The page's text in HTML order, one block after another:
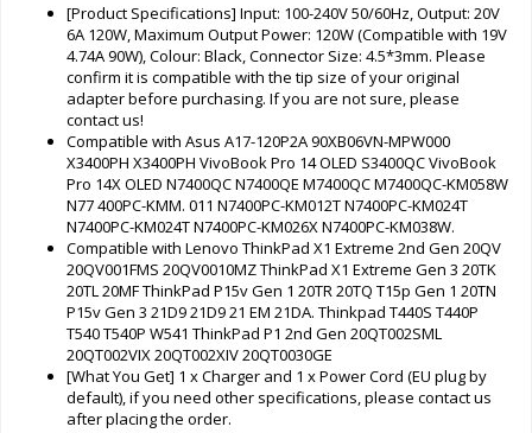
[Product Specifications] Input: 100-240V 50/60Hz, Output: 20V
6A 120W, Maximum Output Power: 120W (Compatible with 19V
4.74A 90W), Colour: Black, Connector Size: 4.5*3mm. Please
confirm it is compatible with the tip size of your original
adapter before purchasing. If you are not sure, please
contact us!
Compatible with Asus A17-120P2A 90XB06VN-MPW000
X3400PH X3400PH VivoBook Pro 14 OLED S3400QC VivoBook
Pro 14X OLED N7400QC N7400QE M7400QC M7400QC-KM058W
N77 400PC-KMM. 011 N7400PC-KM012T N7400PC-KM024T
N7400PC-KM024T N7400PC-KM026X N7400PC-KM038W.
Compatible with Lenovo ThinkPad X1 Extreme 2nd Gen 20QV
20QV001FMS 20QV0010MZ ThinkPad X1 Extreme Gen 3 20TK
20TL 20MF ThinkPad P15v Gen 1 20TR 20TQ T15p Gen 1 20TN
P15v Gen 3 21D9 21D9 21 EM 21DA. Thinkpad T440S T440P
T540 T540P W541 ThinkPad P1 2nd Gen 20QT002SML
20QT002VIX 20QT002XIV 20QT0030GE
[What You Get] 1 x Charger and 1 x Power Cord (EU plug by
default), if you need other specifications, please contact us
after placing the order.